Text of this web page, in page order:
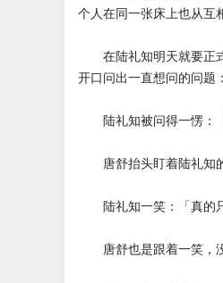
个人在同一张床上也从互
在陆礼知明天就要正式
开口问出一直想问的问题
陆礼知被问得一愣：「
唐舒抬头盯着陆礼知的
陆礼知一笑：「真的只
唐舒也是跟着一笑，没